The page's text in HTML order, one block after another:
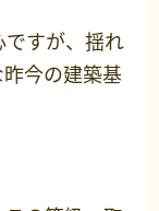
すが、揺れ
今の建築基